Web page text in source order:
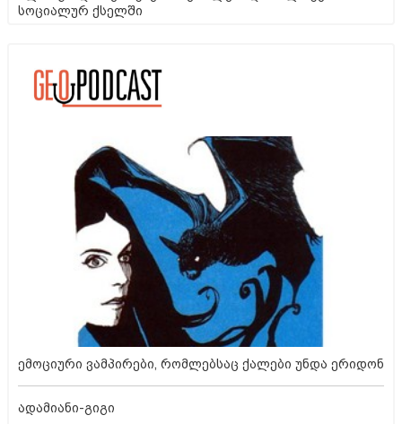
სოციალურ ქსელში
ემოციური ვამპირები, რომლებსაც ქალები უნდა ერიდონ
ადამიანი-გიგი